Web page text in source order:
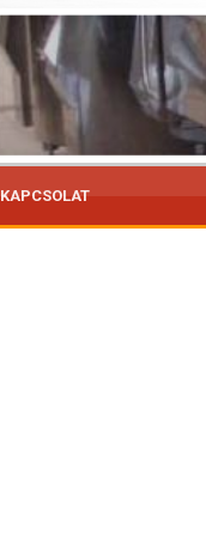
KAPCSOLAT